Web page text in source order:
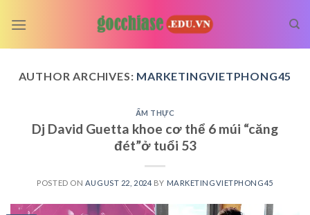
AUTHOR ARCHIVES: MARKETINGVIETPHONG45
ẨM THỰC
Dj David Guetta khoe cơ thể 6 múi “căng
đét”ở tuổi 53
POSTED ON AUGUST 22, 2024 BY MARKETINGVIETPHONG45